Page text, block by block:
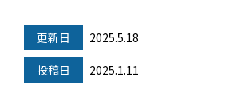
更新日 2025.5.18
投稿日 2025.1.11